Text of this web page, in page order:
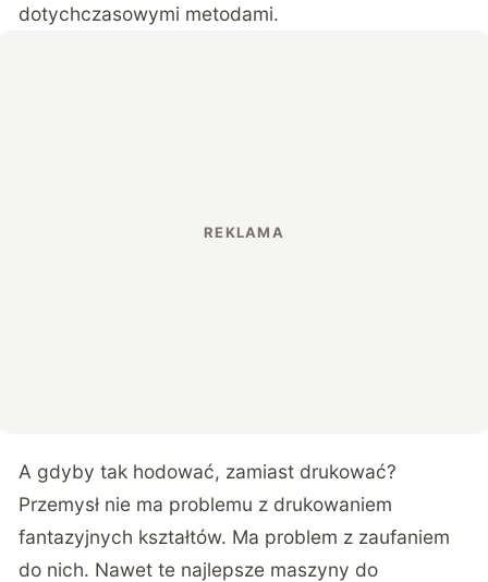
dotychczasowymi metodami.
A gdyby tak hodować, zamiast drukować?
Przemysł nie ma problemu z drukowaniem
fantazyjnych kształtów. Ma problem z zaufaniem
do nich. Nawet te najlepsze maszyny do